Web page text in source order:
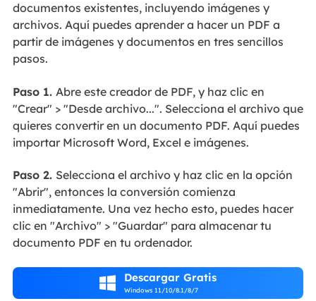
documentos existentes, incluyendo imágenes y
archivos. Aquí puedes aprender a hacer un PDF a
partir de imágenes y documentos en tres sencillos
pasos.
Paso 1. Abre este creador de PDF, y haz clic en
"Crear" > "Desde archivo...". Selecciona el archivo que
quieres convertir en un documento PDF. Aquí puedes
importar Microsoft Word, Excel e imágenes.
Paso 2. Selecciona el archivo y haz clic en la opción
"Abrir", entonces la conversión comienza
inmediatamente. Una vez hecho esto, puedes hacer
clic en "Archivo" > "Guardar" para almacenar tu
documento PDF en tu ordenador.
 Descargar Gratis
Windows 11/10/8.1/8/7